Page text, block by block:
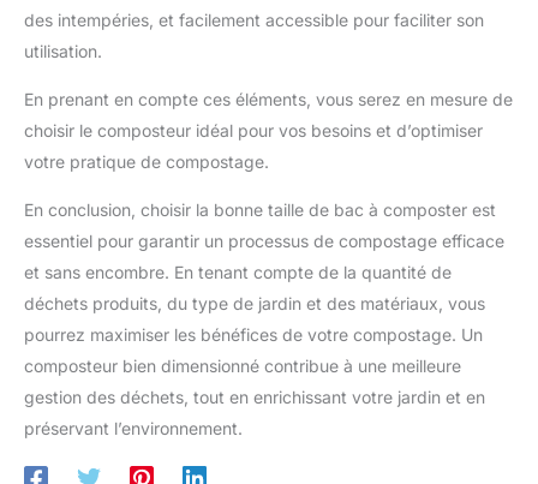
des intempéries, et facilement accessible pour faciliter son
utilisation.
En prenant en compte ces éléments, vous serez en mesure de
choisir le composteur idéal pour vos besoins et d’optimiser
votre pratique de compostage.
En conclusion, choisir la bonne taille de bac à composter est
essentiel pour garantir un processus de compostage efficace
et sans encombre. En tenant compte de la quantité de
déchets produits, du type de jardin et des matériaux, vous
pourrez maximiser les bénéfices de votre compostage. Un
composteur bien dimensionné contribue à une meilleure
gestion des déchets, tout en enrichissant votre jardin et en
préservant l’environnement.